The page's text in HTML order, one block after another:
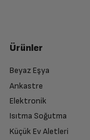
Ürünler
Beyaz Eşya
Ankastre
Elektronik
Isıtma Soğutma
Küçük Ev Aletleri